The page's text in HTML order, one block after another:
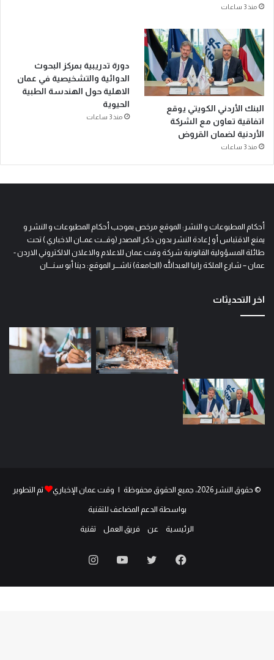
منذ 3 ساعات
البنك الأردني الكويتي يوقع
اتفاقية تعاون مع الشركة
الأردنية لضمان القروض
منذ 3 ساعات
دورة تدريبية بمركز البحوث
الدوائية والتشخيصية في عمان
الاهلية حول الهندسة الطبية
الحيوية
منذ 3 ساعات
أحكام المطبوعات و النشر: الموقع مرخص بموجب أحكام المطبوعات و النشر و
يمنع الاقتباس أو إعادة النشر بدون ذكر المصدر (وقـــت عمــان الاخباري ) تحت
طائلة المسؤولية القانونية شركة وقت عمان للاعلام والاعلان الالكتروني الاردن -
عمان – شارع الملكة رانيا العبدالله (الجامعة) ناشـــر الموقع: دينا أبو سنــــان
اخر التحديثات
© حقوق النشر 2026، جميع الحقوق محفوظة | وقت عمان الإخباري تم التطوير
بواسطة الدعم المضاعف للتقنية
الرئيسية عن فريق العمل تقنية